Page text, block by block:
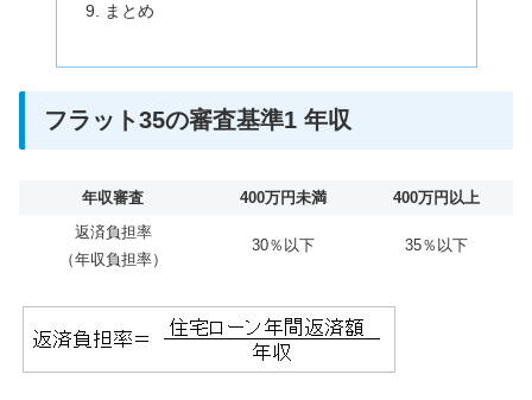
まとめ
フラット35の審査基準1 年収
年収審査 400万円未満
400万円以上
返済負担率
（年収負担率）
30％以下 35％以下